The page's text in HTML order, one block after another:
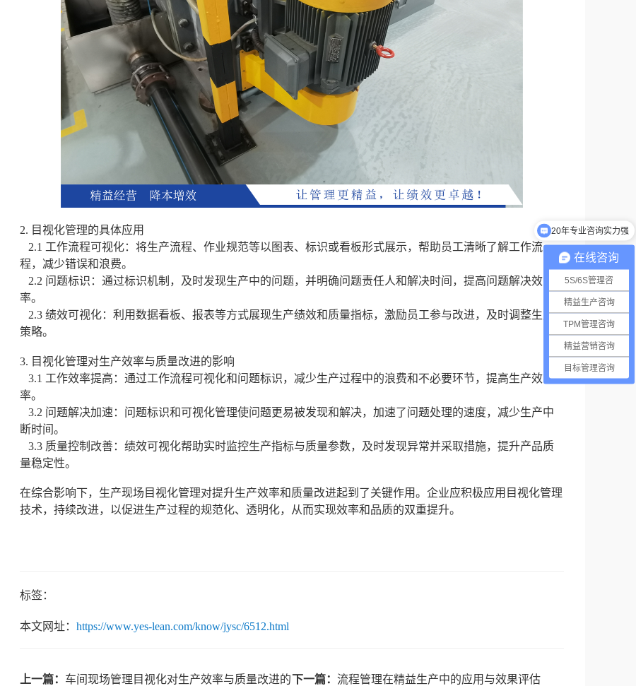
2. 目视化管理的具体应用
2.1 工作流程可视化：将生产流程、作业规范等以图表、标识或看板形式展示，帮助员工清晰了解工作流
程，减少错误和浪费。
2.2 问题标识：通过标识机制，及时发现生产中的问题，并明确问题责任人和解决时间，提高问题解决效
率。
2.3 绩效可视化：利用数据看板、报表等方式展现生产绩效和质量指标，激励员工参与改进，及时调整生产
策略。
3. 目视化管理对生产效率与质量改进的影响
3.1 工作效率提高：通过工作流程可视化和问题标识，减少生产过程中的浪费和不必要环节，提高生产效
率。
3.2 问题解决加速：问题标识和可视化管理使问题更易被发现和解决，加速了问题处理的速度，减少生产中
断时间。
3.3 质量控制改善：绩效可视化帮助实时监控生产指标与质量参数，及时发现异常并采取措施，提升产品质
量稳定性。
在综合影响下，生产现场目视化管理对提升生产效率和质量改进起到了关键作用。企业应积极应用目视化管理
技术，持续改进，以促进生产过程的规范化、透明化，从而实现效率和品质的双重提升。
标签：
本文网址： https://www.yes-lean.com/know/jysc/6512.html
上一篇： 车间现场管理目视化对生产效率与质量改进的下一篇： 流程管理在精益生产中的应用与效果评估
在线咨询
5S/6S管理咨
精益生产咨询
TPM管理咨询
精益营销咨询
目标管理咨询
20年专业咨询实力强